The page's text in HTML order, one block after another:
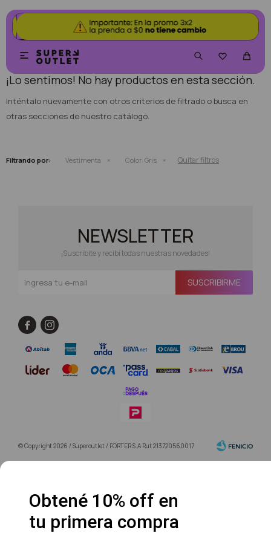

 NO SE HAN RECUPERADO PRODUCTOS
¡Lo sentimos! No hay productos en esta sección.
Inténtalo nuevamente con otros criterios de filtrado o busca en
otras secciones de nuestro catálogo.
Filtrando por: Vestimenta Color: Gris Quitar filtros
NEWSLETTER
¡Suscribite y recibí todas nuestras novedades!
SUSCRIBIRME
 
© Copyright 2026 / Superoutlet / FORTER S.A Rut 213720560017
Obtené 10% off en
tu primera compra